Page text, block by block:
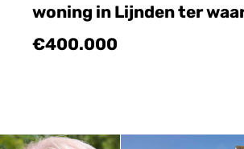
woning in Lijnden ter
€400.000